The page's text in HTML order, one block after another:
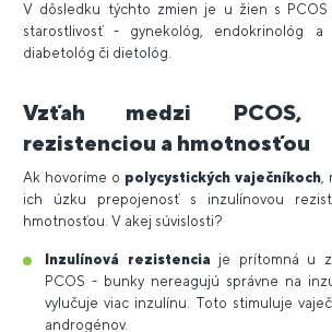
V dôsledku týchto zmien je u žien s PCOS
starostlivosť - gynekológ, endokrinológ
diabetológ či dietológ.
Vzťah medzi PCOS,
rezistenciou a hmotnosťou
Ak hovoríme o polycystických vaječníkoch,
ich úzku prepojenosť s inzulínovou
hmotnosťou. V akej súvislosti?
Inzulínová rezistencia je prítomná u
PCOS - bunky nereagujú správne na
vylučuje viac inzulínu. Toto stimuluje
androgénov.